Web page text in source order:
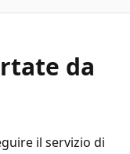
da
il servizio di